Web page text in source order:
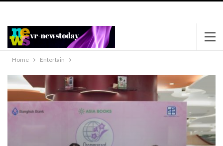
Home Entertain